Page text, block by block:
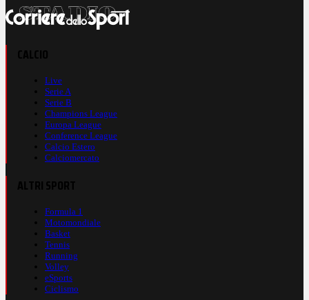
Live
Serie A
Serie B
Champions League
Europa League
Conference League
Calcio Estero
Calciomercato
Formula 1
Motomondiale
Basket
Tennis
Running
Volley
eSports
Ciclismo